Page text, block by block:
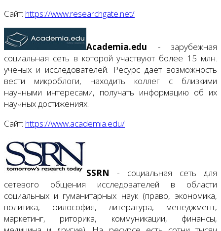
Сайт: https://www.researchgate.net/
Academia.edu - зарубежная
социальная сеть в которой участвуют более 15 млн.
ученых и исследователей. Ресурс дает возможность
вести микроблоги, находить коллег с близкими
научными интересами, получать информацию об их
научных достижениях.
Сайт: https://www.academia.edu/
SSRN - социальная сеть для
сетевого общения исследователей в области
социальных и гуманитарных наук (право, экономика,
политика, философия, литература, менеджмент,
маркетинг, риторика, коммуникации, финансы,